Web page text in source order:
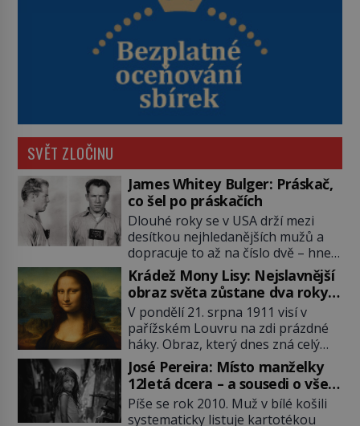
SVĚT ZLOČINU
James Whitey Bulger: Práskač,
co šel po práskačích
Dlouhé roky se v USA drží mezi
desítkou nejhledanějších mužů a
dopracuje to až na číslo dvě – hned
po Usámovi bin Ládinovi (1957–
2011). To je James „Whitey“ Bulger
(1929–2018) viněný ze spoluúčasti
na 19 vraždách, vydírání a lichvy. A
samozřejmě, krom toho je ještě
drogový dealer, který neváhá
odstranit z cesty všechny práskače,
zatímco […]
Krádež Mony Lisy: Nejslavnější
obraz světa zůstane dva roky
nezvěstný
V pondělí 21. srpna 1911 visí v
pařížském Louvru na zdi prázdné
háky. Obraz, který dnes zná celý
svět, je pryč. Zpočátku si nikdo
nemyslí, že jde o krádež.
Zaměstnanci jsou přesvědčeni, že
Mona Lisa je jen v restaurátorské
José Pereira: Místo manželky
12letá dcera – a sousedi o všem
vědí!
Píše se rok 2010. Muž v bílé košili
systematicky listuje kartotékou